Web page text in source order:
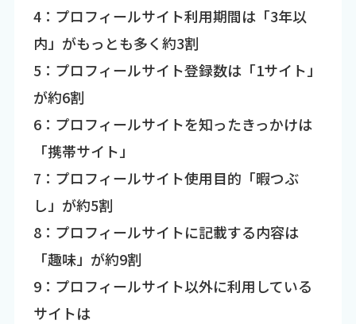
4：プロフィールサイト利用期間は「3年以
内」がもっとも多く約3割
5：プロフィールサイト登録数は「1サイト」
が約6割
6：プロフィールサイトを知ったきっかけは
「携帯サイト」
7：プロフィールサイト使用目的「暇つぶ
し」が約5割
8：プロフィールサイトに記載する内容は
「趣味」が約9割
9：プロフィールサイト以外に利用している
サイトは